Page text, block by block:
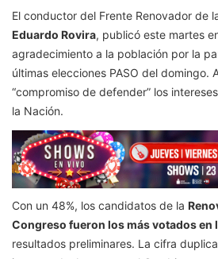
El conductor del Frente Renovador de
Eduardo Rovira, publicó este martes
agradecimiento a la población por la
últimas elecciones PASO del domingo.
“compromiso de defender” los
la Nación.
Con un 48%, los candidatos de la
Congreso fueron los más votados en
resultados preliminares. La cifra